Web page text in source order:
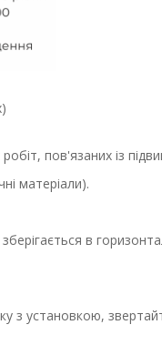
пов'язаних із
матеріали).
в
з установкою,